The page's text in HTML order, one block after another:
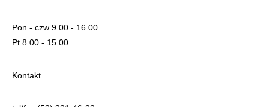
Pon - czw 9.00 - 16.00
Pt 8.00 - 15.00
Kontakt